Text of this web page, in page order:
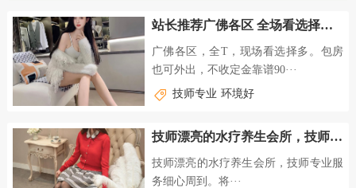
站长推荐广佛各区 全场看选择多 包房也可外出 不收定靠谱
广佛各区，全T，现场看选择多。包房
也可外出，不收定金靠谱90···
技师专业 环境好
技师漂亮的水疗养生会所，技师专业服务细心周到
技师漂亮的水疗养生会所，技师专业服
务细心周到。将···